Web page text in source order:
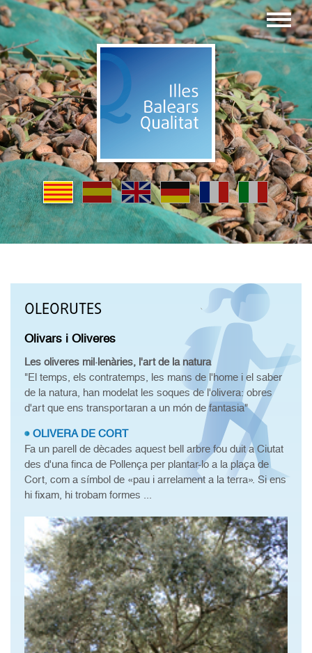
OLEORUTES
Olivars i Oliveres
Les oliveres mil·lenàries, l'art de la natura
"El temps, els contratemps, les mans de l'home i el saber
de la natura, han modelat les soques de l'olivera: obres
d'art que ens transportaran a un món de fantasia"
OLIVERA DE CORT
Fa un parell de dècades aquest bell arbre fou duit a Ciutat
des d'una finca de Pollença per plantar-lo a la plaça de
Cort, com a símbol de «pau i arrelament a la terra». Si ens
hi fixam, hi trobam formes ...